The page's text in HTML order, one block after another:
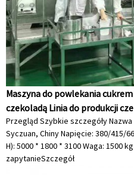
Maszyna do powlekania
czekoladą Linia do produkcji
Przegląd Szybkie szczegóły
Syczuan, Chiny Napięcie: 380/415/
H): 5000 * 1800 * 3100 Waga: 1500
zapytanieSzczegół